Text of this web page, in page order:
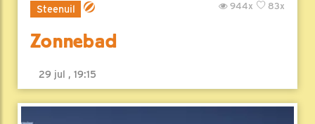
Steenuil 83x
944x
Zonnebad
29 jul , 19:15